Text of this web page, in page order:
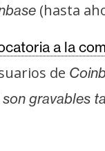
(hasta
a la
de
gravables